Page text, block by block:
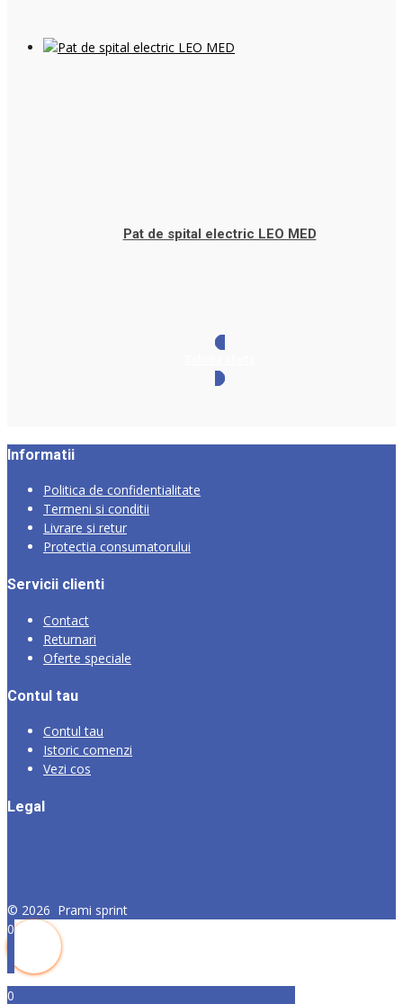
Pat de spital electric LEO MED
Informatii
Politica de confidentialitate
Termeni si conditii
Livrare si retur
Protectia consumatorului
Servicii clienti
Contact
Returnari
Oferte speciale
Contul tau
Contul tau
Istoric comenzi
Vezi cos
Legal
© 2026 Prami sprint
0
0